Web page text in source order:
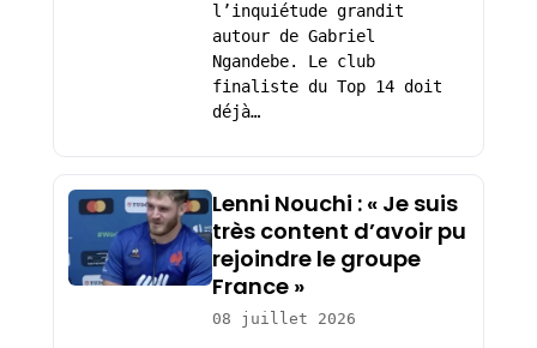
l’inquiétude grandit
autour de Gabriel
Ngandebe. Le club
finaliste du Top 14 doit
déjà…
Lenni Nouchi : « Je suis
très content d’avoir pu
rejoindre le groupe
France »
08 juillet 2026